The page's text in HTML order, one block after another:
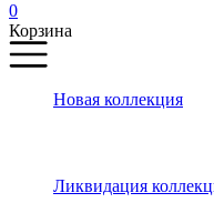
0
Корзина
Новая коллекция
Ликвидация